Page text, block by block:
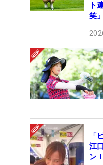
ト
笑
「
江
ン